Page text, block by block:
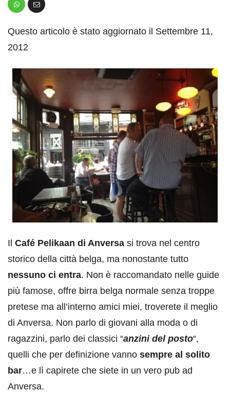
Questo articolo è stato aggiornato il Settembre 11,
2012
Il Café Pelikaan di Anversa si trova nel centro
storico della città belga, ma nonostante tutto
nessuno ci entra. Non è raccomandato nelle guide
più famose, offre birra belga normale senza troppe
pretese ma all’interno amici miei, troverete il meglio
di Anversa. Non parlo di giovani alla moda o di
ragazzini, parlo dei classici “anzini del posto“,
quelli che per definizione vanno sempre al solito
bar…e lì capirete che siete in un vero pub ad
Anversa.